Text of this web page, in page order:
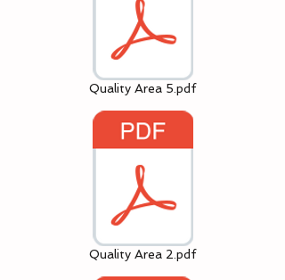
Quality Area 5.pdf
Quality Area 2.pdf